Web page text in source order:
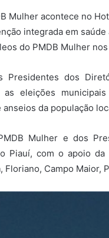
Mulher acontece no
integrada em
do PMDB Mulher
Presidentes dos
as eleições
da população
Mulher e dos
Piauí, com o apoio da
Floriano, Campo Maior,